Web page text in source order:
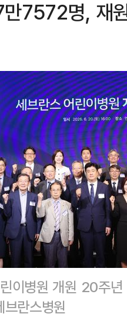
만7572명, 재
이병원 개원 20주
란스병원